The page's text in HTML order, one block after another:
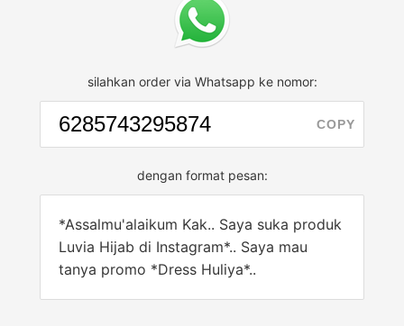
silahkan order via Whatsapp ke nomor:
COPY
dengan format pesan:
*Assalmu'alaikum Kak.. Saya suka produk
Luvia Hijab di Instagram*.. Saya mau
tanya promo *Dress Huliya*..